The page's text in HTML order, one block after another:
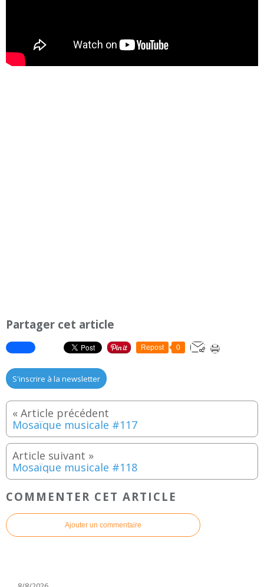
Partager cet article
Repost 0
S'inscrire à la newsletter
Mosaïque musicale #117
Mosaïque musicale #118
COMMENTER CET ARTICLE
Ajouter un commentaire